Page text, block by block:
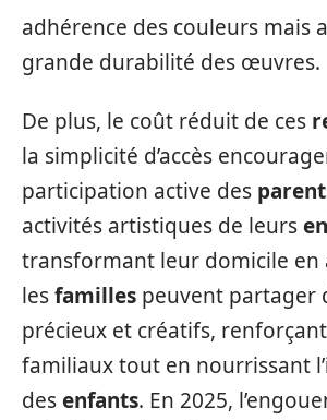
adhérence des couleurs mais
grande durabilité des œuvres.
De plus, le coût réduit de ces
la simplicité d’accès
participation active des
activités artistiques de leurs
transformant leur domicile en
lesfamilles peuvent partager
précieux et créatifs,
familiaux tout en nourrissant l’
desenfants. En 2025,